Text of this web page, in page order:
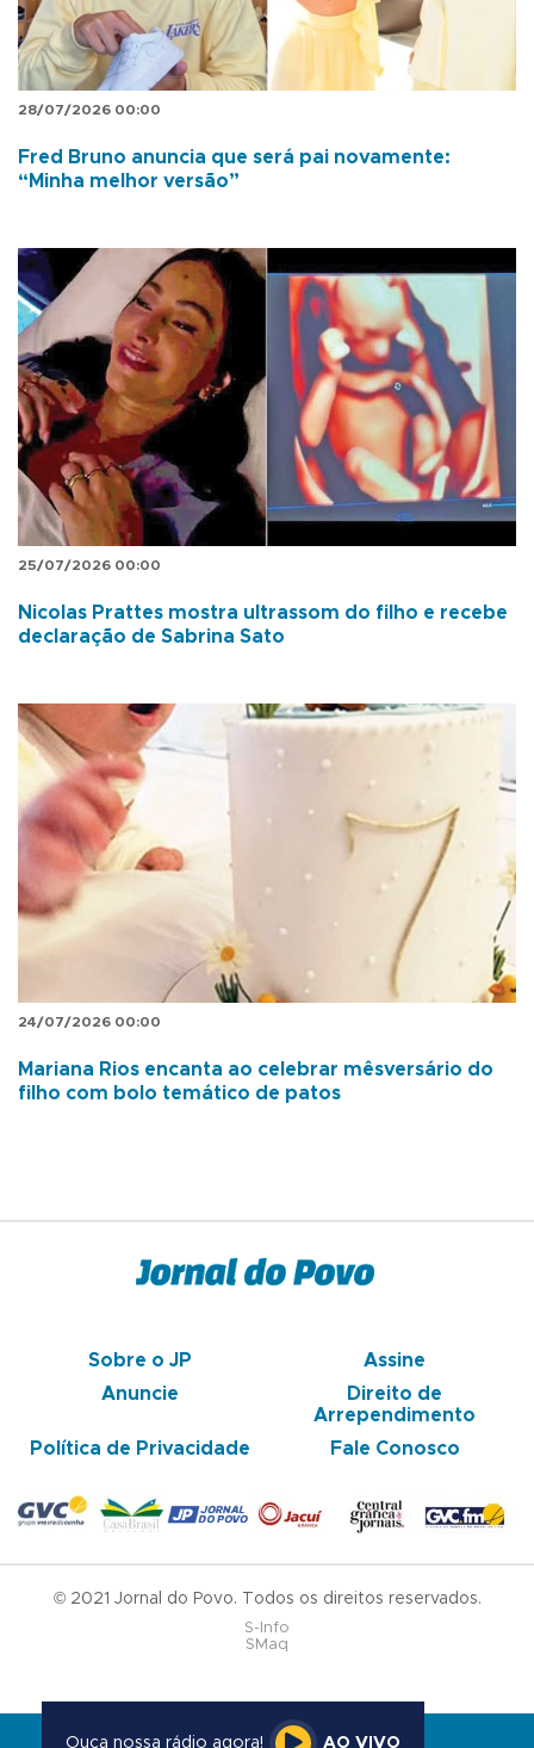
28/07/2026 00:00
Fred Bruno anuncia que será pai novamente:
“Minha melhor versão”
25/07/2026 00:00
Nicolas Prattes mostra ultrassom do filho e recebe
declaração de Sabrina Sato
24/07/2026 00:00
Mariana Rios encanta ao celebrar mêsversário do
filho com bolo temático de patos
Sobre o JP
Assine
Anuncie
Direito de
Arrependimento
Política de Privacidade
Fale Conosco
© 2021 Jornal do Povo. Todos os direitos reservados.
S-Info
SMaq
Ouça nossa rádio agora! AO VIVO